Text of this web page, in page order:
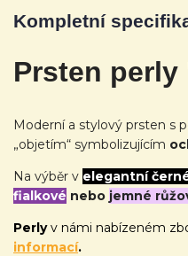
Kompletní
Prsten
Moderní a stylový prsten s
„objetím“ symbolizujícím
Na výběr v elegantní
fialkové nebo jemné
Perlyv námi nabízeném
informací.